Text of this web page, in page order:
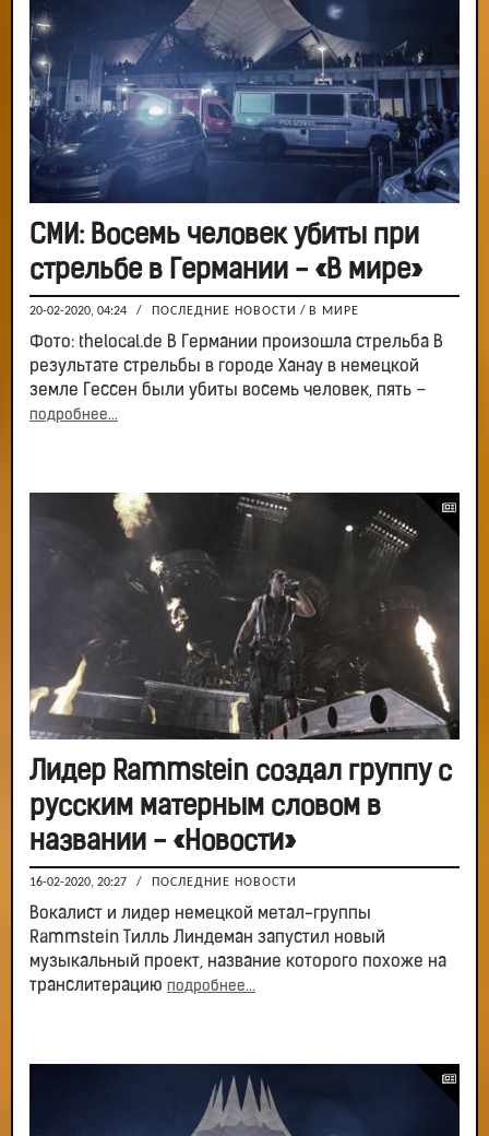
СМИ: Восемь человек убиты при
стрельбе в Германии - «В мире»
20-02-2020, 04:24 / ПОСЛЕДНИЕ НОВОСТИ / В МИРЕ
Фото: thelocal.de В Германии произошла стрельба В
результате стрельбы в городе Ханау в немецкой
земле Гессен были убиты восемь человек, пять –
подробнее...
Лидер Rammstein создал группу с
русским матерным словом в
названии - «Новости»
16-02-2020, 20:27 / ПОСЛЕДНИЕ НОВОСТИ
Вокалист и лидер немецкой метал-группы
Rammstein Тилль Линдеман запустил новый
музыкальный проект, название которого похоже на
транслитерацию подробнее...